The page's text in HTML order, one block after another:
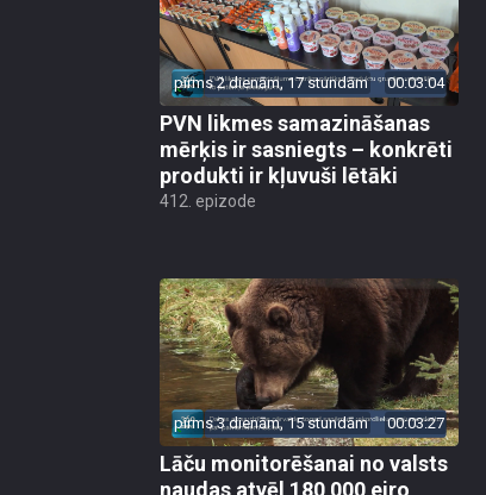
pirms 2 dienām, 17 stundām 00:03:04
PVN likmes samazināšanas
mērķis ir sasniegts – konkrēti
produkti ir kļuvuši lētāki
412. epizode
pirms 3 dienām, 15 stundām 00:03:27
Lāču monitorēšanai no valsts
naudas atvēl 180 000 eiro